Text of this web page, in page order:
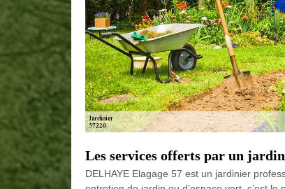
Les services offerts par un
DELHAYE Elagage 57 est un jardinier